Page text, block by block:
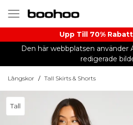
Upp Till 70%
Den här webbplatsen använder
redigerade
Långskor / Tall Skirts & Shorts
Tall